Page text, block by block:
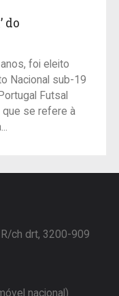
do
foi eleito
Nacional sub-19
Futsal
que se refere à
R/ch drt, 3200-909
nacional)